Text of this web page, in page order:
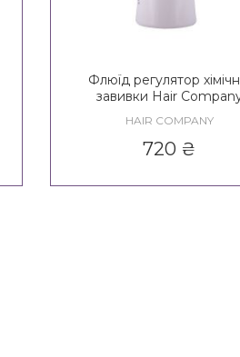
Флюїд регулятор
завивки Hair
HAIR COMPANY
720 ₴